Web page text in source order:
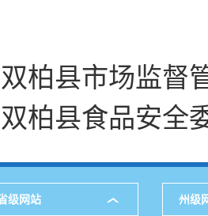
双柏县市场监督
双柏县食品安全
级网站 州级